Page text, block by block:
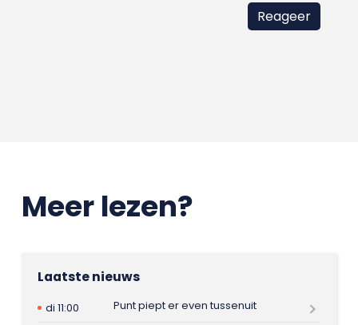
Meer lezen?
Laatste nieuws
di 11:00
Punt piept er even tussenuit